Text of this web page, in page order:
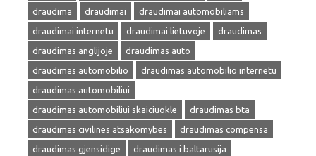
draudima
draudimai
draudimai automobiliams
draudimai internetu
draudimai lietuvoje
draudimas
draudimas anglijoje
draudimas auto
draudimas automobilio
draudimas automobilio internetu
draudimas automobiliui
draudimas automobiliui skaiciuokle
draudimas bta
draudimas civilines atsakomybes
draudimas compensa
draudimas gjensidige
draudimas i baltarusija